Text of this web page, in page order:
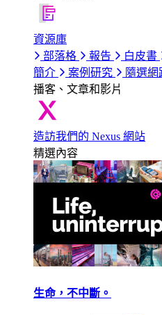
資源庫
部落格
報告 白皮書
簡介
案例研究 隨選網
播客、文章和影片
造訪我們的 Nexus 網站
精選內容
生命，不中斷。